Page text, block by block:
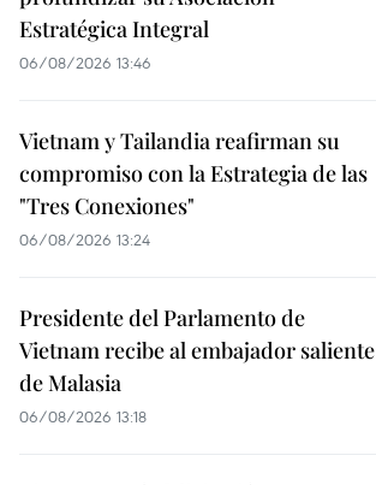
Estratégica Integral
06/08/2026 13:46
Vietnam y Tailandia reafirman su
compromiso con la Estrategia de las
"Tres Conexiones"
06/08/2026 13:24
Presidente del Parlamento de
Vietnam recibe al embajador saliente
de Malasia
06/08/2026 13:18